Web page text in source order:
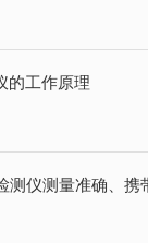
的工作原理
测仪测量准确、携